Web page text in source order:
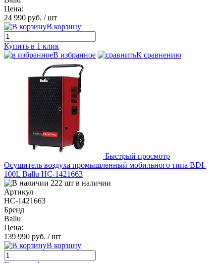
Цена:
24 990 руб. / шт
В корзину
Купить в 1 клик
В избранное
К сравнению
Быстрый просмотр
Осушитель воздуха промышленный мобильного типа BDI-
100L Ballu НС-1421663
222 шт в наличии
Артикул
НС-1421663
Бренд
Ballu
Цена:
139 990 руб. / шт
В корзину